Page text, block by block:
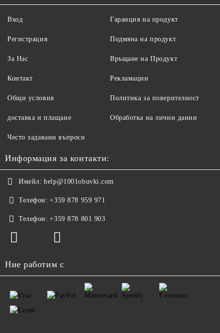
Вход
Регистрация
За Нас
Контакт
Общи условия
доставка и плащане
Гаранция на продукт
Подмяна на продукт
Връщане на Продукт
Рекламации
Политика за поверителност
Обработка на лични данни
Често задавани въпроси
Информация за контакти:
Имейл: help@1001obuvki.com
Телефон: +359 878 959 971
Телефон: +359 878 801 903
Ние работим с